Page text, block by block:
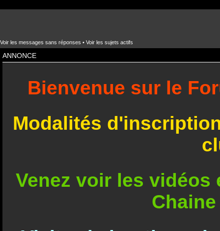
Voir les messages sans réponses • Voir les sujets actifs
ANNONCE
Bienvenue sur le
Modalités
Venez voir les